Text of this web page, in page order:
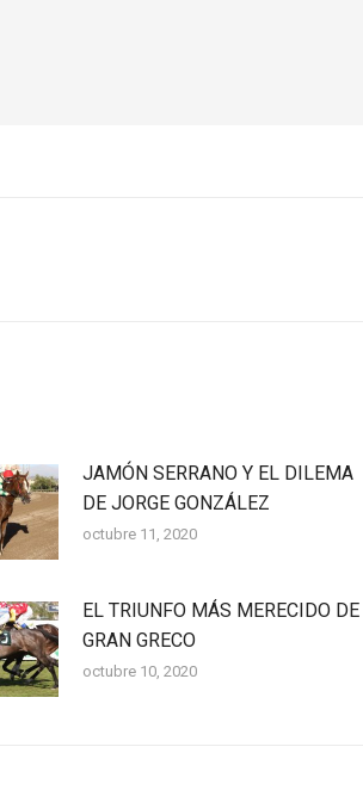
JAMÓN SERRANO Y EL DILEMA
DE JORGE GONZÁLEZ
octubre 11, 2020
EL TRIUNFO MÁS MERECIDO DE
GRAN GRECO
octubre 10, 2020